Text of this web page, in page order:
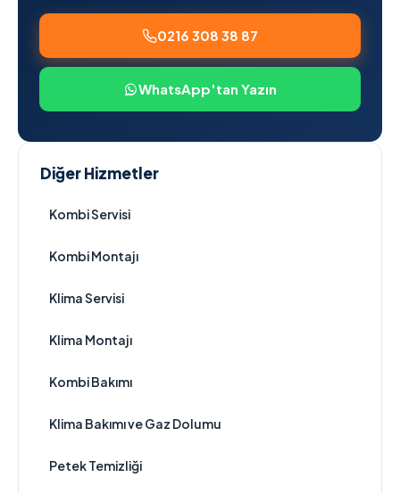
0216 308 38 87
WhatsApp'tan Yazın
Diğer Hizmetler
Kombi Servisi
Kombi Montajı
Klima Servisi
Klima Montajı
Kombi Bakımı
Klima Bakımı ve Gaz Dolumu
Petek Temizliği